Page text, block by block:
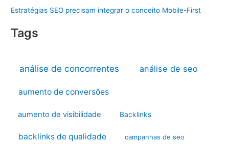
Estratégias SEO precisam integrar o conceito Mobile-First
Tags
análise de concorrentes análise de seo
aumento de conversões
aumento de visibilidade Backlinks
backlinks de qualidade campanhas de seo